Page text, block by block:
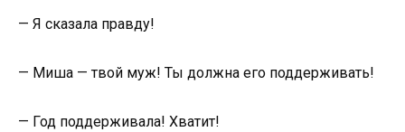
— Я сказала правду!
— Миша — твой муж! Ты должна его поддерживать!
— Год поддерживала! Хватит!